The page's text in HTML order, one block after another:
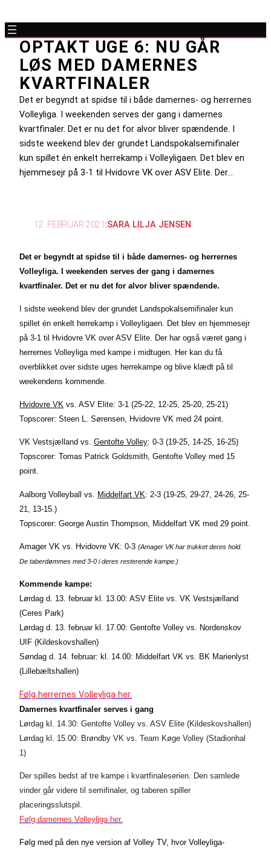
OPTAKT UGE 6: NU GÅR
LØS MED DAMERNES
KVARTFINALER
Det er begyndt at spidse til i både damernes- og herrernes
Volleyliga. I weekenden serves der gang i damernes
kvartfinaler. Det er nu det for alvor bliver spændende. I
sidste weekend blev der grundet Landspokalsemifinaler
kun spillet én enkelt herrekamp i Volleyligaen. Det blev en
hjemmesejr på 3-1 til Hvidovre VK over ASV Elite. Der…
12. FEBRUAR 2021 :SARA LILJA JENSEN
Det er begyndt at spidse til i både damernes- og herrernes
Volleyliga. I weekenden serves der gang i damernes
kvartfinaler. Det er nu det for alvor bliver spændende.
I sidste weekend blev der grundet Landspokalsemifinaler kun
spillet én enkelt herrekamp i Volleyligaen. Det blev en hjemmesejr
på 3-1 til Hvidovre VK over ASV Elite. Der har også været gang i
herrernes Volleyliga med kampe i midtugen. Her kan du få
overblikket over sidste uges herrekampe og blive klædt på til
weekendens kommende.
Hvidovre VK vs. ASV Elite: 3-1 (25-22, 12-25, 25-20, 25-21)
Topscorer: Steen L. Sørensen, Hvidovre VK med 24 point.
VK Vestsjælland vs. Gentofte Volley: 0-3 (19-25, 14-25, 16-25)
Topscorer: Tomas Patrick Goldsmith, Gentofte Volley med 15
point.
Aalborg Volleyball vs. Middelfart VK: 2-3 (19-25, 29-27, 24-26, 25-
21, 13-15.)
Topscorer: George Austin Thompson, Middelfart VK med 29 point.
Amager VK vs. Hvidovre VK: 0-3 (Amager VK har trukket deres hold.
De taberdømmes med 3-0 i deres resterende kampe.)
Kommende kampe:
Lørdag d. 13. februar kl. 13.00: ASV Elite vs. VK Vestsjælland
(Ceres Park)
Lørdag d. 13. februar kl. 17.00: Gentofte Volley vs. Nordenskov
UIF (Kildeskovshallen)
Søndag d. 14. februar: kl. 14.00: Middelfart VK vs. BK Marienlyst
(Lillebæltshallen)
Følg herrernes Volleyliga her.
Damernes kvartfinaler serves i gang
Lørdag kl. 14.30: Gentofte Volley vs. ASV Elite (Kildeskovshallen)
Lørdag kl. 15.00: Brøndby VK vs. Team Køge Volley (Stadionhal
1)
Der spilles bedst af tre kampe i kvartfinaleserien. Den samlede
vinder går videre til semifinaler, og taberen spiller
placeringsslutspil.
Følg damernes Volleyliga her.
Følg med på den nye version af Volley TV, hvor Volleyliga-